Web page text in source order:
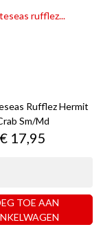
Rufflez Hermit
Sm/md
Prijs
€ 17,95
TOE AAN